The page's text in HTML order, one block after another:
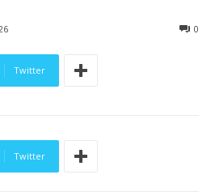
0
Twitter
Twitter